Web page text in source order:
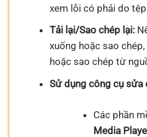
xem lỗi có phải do
Tải lại/Sao chép lại:
xuống hoặc sao
hoặc sao chép từ
Sử dụng công cụ sửa
Các phần
Media